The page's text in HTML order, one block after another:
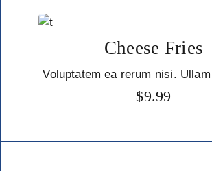
Cheese Fries
Voluptatem ea rerum nisi.
$9.99